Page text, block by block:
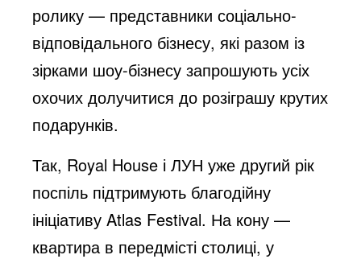
ролику — представники соціально-
відповідального бізнесу, які разом із
зірками шоу-бізнесу запрошують усіх
охочих долучитися до розіграшу крутих
подарунків.
Так, Royal House і ЛУН уже другий рік
поспіль підтримують благодійну
ініціативу Atlas Festival. На кону —
квартира в передмісті столиці, у